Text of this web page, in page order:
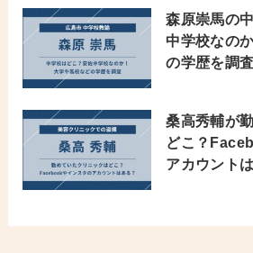
森原崇馬の
中学校なの
の学歴を調
桑高秀輔が
どこ？
アカウント